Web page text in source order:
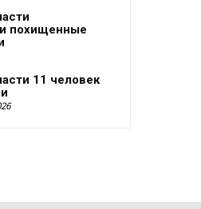
похищенные
11 человек